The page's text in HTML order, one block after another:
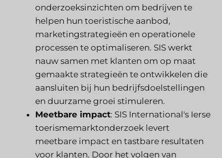
onderzoeksinzichten om bedrijven te
helpen hun toeristische aanbod,
marketingstrategieën en operationele
processen te optimaliseren. SIS werkt
nauw samen met klanten om op maat
gemaakte strategieën te ontwikkelen die
aansluiten bij hun bedrijfsdoelstellingen
en duurzame groei stimuleren.
Meetbare impact: SIS International's Ierse
toerismemarktonderzoek levert
meetbare impact en tastbare resultaten
voor klanten. Door het volgen van